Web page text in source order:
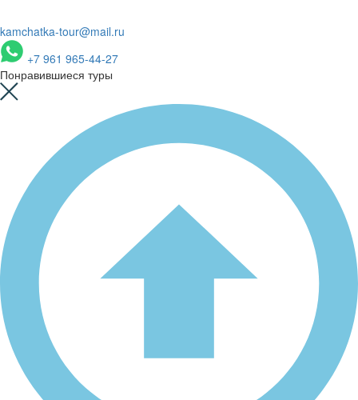
kamchatka-tour@mail.ru
+7 961 965-44-27
Понравившиеся туры